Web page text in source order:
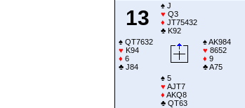
13
♠J
♥ Q3
♦ JT75432
♣K92
♠QT7632
♥ K94
♦ 6
♣J84
♠AK984
♥ 8652
♦ 9
♣A75
♠5
♥ AJT7
♦ AKQ8
♣QT63